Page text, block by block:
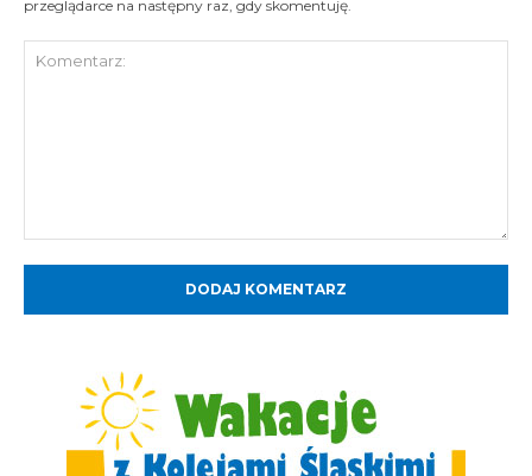
przeglądarce na następny raz, gdy skomentuję.